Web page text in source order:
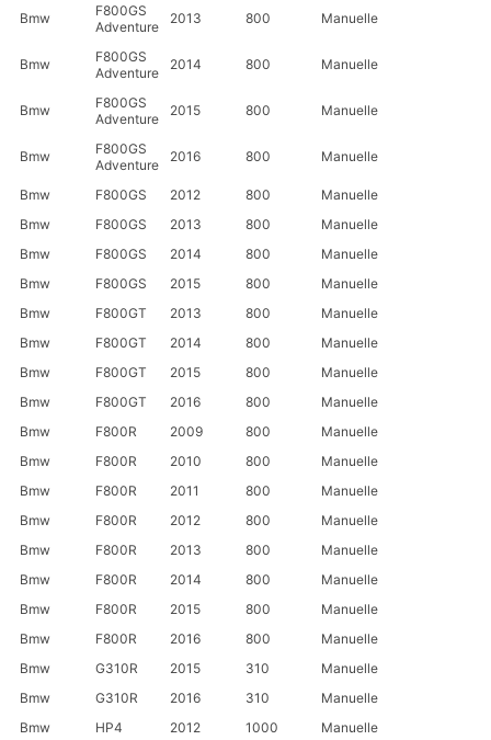
Bmw
F800GS
Adventure
2013 800 Manuelle
Bmw
F800GS
Adventure
2014 800 Manuelle
Bmw
F800GS
Adventure
2015 800 Manuelle
Bmw
F800GS
Adventure
2016 800 Manuelle
Bmw F800GS 2012 800
Manuelle
Bmw
F800GS 2013 800
Manuelle
Bmw
F800GS 2014 800
Manuelle
Bmw
F800GS 2015 800
Manuelle
Bmw
F800GT 2013 800
Manuelle
Bmw
F800GT 2014 800
Manuelle
Bmw
F800GT 2015 800
Manuelle
Bmw
F800GT 2016 800
Manuelle
Bmw
F800R 2009 800
Manuelle
Bmw
F800R 2010 800
Manuelle
Bmw
F800R 2011 800
Manuelle
Bmw
F800R 2012 800
Manuelle
Bmw
F800R 2013 800
Manuelle
Bmw
F800R 2014 800
Manuelle
Bmw
F800R 2015 800
Manuelle
Bmw
F800R 2016 800
Manuelle
Bmw
G310R 2015 310
Manuelle
Bmw
G310R 2016 310
Manuelle
Bmw
HP4 2012 1000
Manuelle